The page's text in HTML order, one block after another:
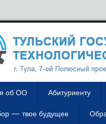
об ОО Абитуриенту
— твое будущее